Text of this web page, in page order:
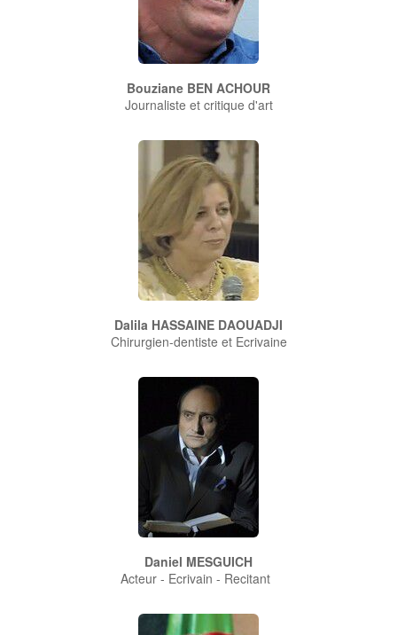
Bouziane BEN ACHOUR
Journaliste et critique d'art
Dalila HASSAINE DAOUADJI
Chirurgien-dentiste et Ecrivaine
Daniel MESGUICH
Acteur - Ecrivain - Recitant